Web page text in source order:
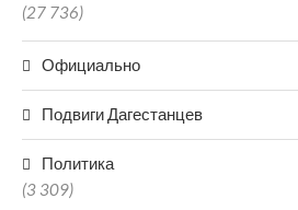
(27 736)
Официально
Подвиги Дагестанцев
Политика
(3 309)